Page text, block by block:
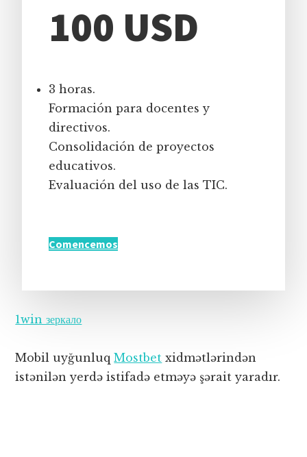
100 USD
3 horas.
Formación para docentes y
directivos.
Consolidación de proyectos
educativos.
Evaluación del uso de las TIC.
Comencemos
1win зеркало
Mobil uyğunluqMostbet xidmətlərindən
istənilən yerdə istifadə etməyə şərait yaradır.